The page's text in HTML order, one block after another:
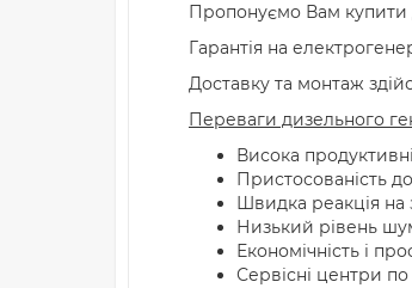
Пропонуємо Вам купити
Гарантія на
Доставку та монтаж
Переваги дизельного
Висока
Пристосованість
Швидка реакція на
Низький рівень
Економічність і
Сервісні центри по